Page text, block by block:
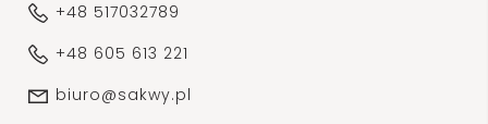
+48 517032789
+48 605 613 221
biuro@sakwy.pl